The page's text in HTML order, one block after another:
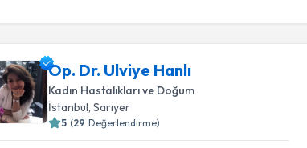
Op. Dr. Ulviye Hanlı
Kadın Hastalıkları ve Doğum
İstanbul , Sarıyer
5 (29 Değerlendirme)